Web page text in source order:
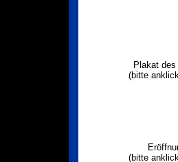
Plakat
(bitte
(bitte